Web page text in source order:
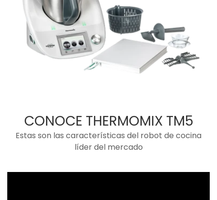
CONOCE THERMOMIX TM5
Estas son las características del robot de cocina
líder del mercado